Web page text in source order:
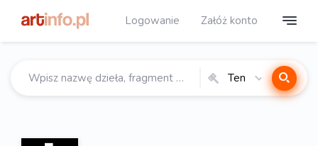
Logowanie Załóż konto
Ten